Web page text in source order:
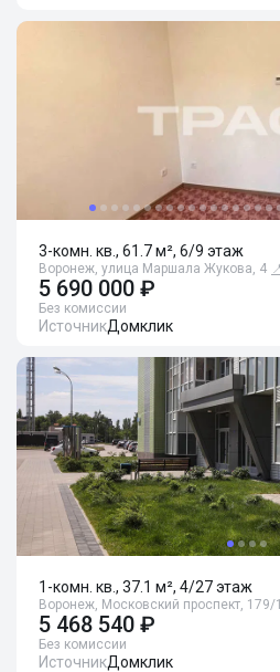
3-комн. кв., 61.7 м², 6/9 этаж
Воронеж, улица Маршала Жукова, 4
5 690 000 ₽
Без комиссии
ИсточникДомклик
1-комн. кв., 37.1 м², 4/27 этаж
Воронеж, Московский проспект, 179/
5 468 540 ₽
Без комиссии
ИсточникДомклик